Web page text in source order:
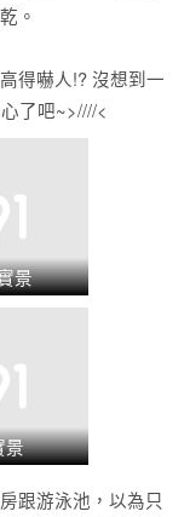
。
得嚇人!? 沒想到一
了吧~>////<
景
景
跟游泳池，以為只